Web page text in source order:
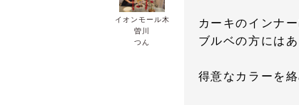
イオンモール木
曽川
つん
カーキのインナ
ブルベの方には
得意なカラーを